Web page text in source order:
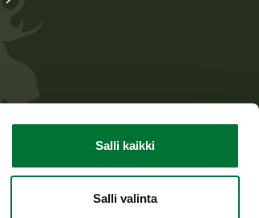
Salli kaikki
Salli valinta